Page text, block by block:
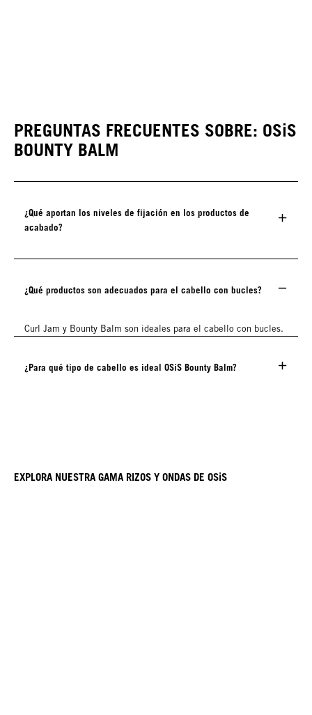
PREGUNTAS FRECUENTES SOBRE: OSiS
BOUNTY BALM
¿Qué aportan los niveles de fijación en los productos de
acabado?
¿Qué productos son adecuados para el cabello con bucles?
Curl Jam y Bounty Balm son ideales para el cabello con bucles.
¿Para qué tipo de cabello es ideal OSiS Bounty Balm?
EXPLORA NUESTRA GAMA RIZOS Y ONDAS DE OSiS